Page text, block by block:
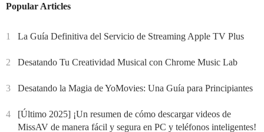
Popular Articles
1 La Guía Definitiva del Servicio de Streaming Apple TV Plus
2 Desatando Tu Creatividad Musical con Chrome Music Lab
3 Desatando la Magia de YoMovies: Una Guía para Principiantes
4
[Último 2025] ¡Un resumen de cómo descargar videos de
MissAV de manera fácil y segura en PC y teléfonos inteligentes!